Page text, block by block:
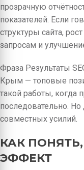
прозрачную
показателей. Если
структуры сайта,
запросам и
Фраза Результаты
Крым — топовые
такой работы, когда
последовательно.
совместных усилий.
КАК
ЭФФЕКТ